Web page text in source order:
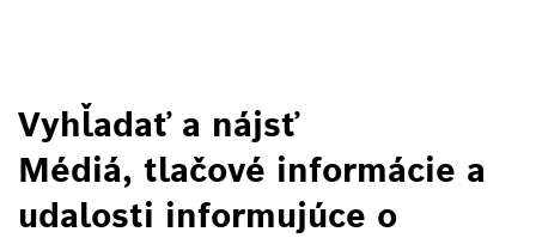
Vyhľadať a nájsť
Médiá, tlačové informácie a
udalosti informujúce o